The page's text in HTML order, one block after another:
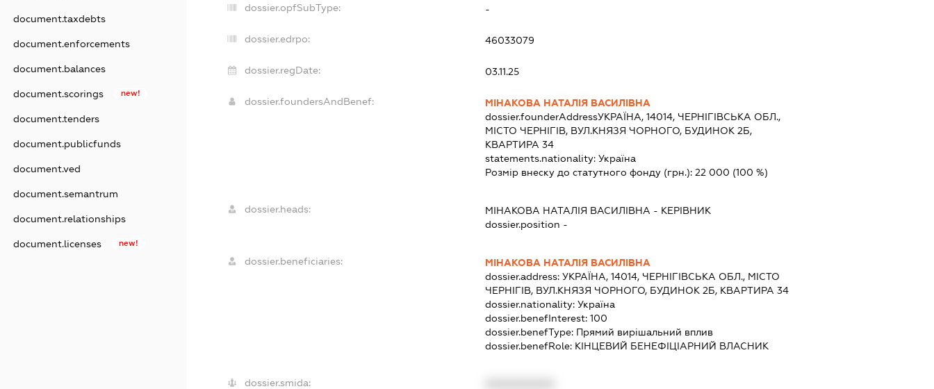
document.taxdebts
document.enforcements
document.balances
document.scorings new!
document.tenders
document.publicfunds
document.ved
document.semantrum
document.relationships
document.licenses new!
dossier.opfSubType: -
dossier.edrpo: 46033079
dossier.regDate: 03.11.25
dossier.foundersAndBenef:
МІНАКОВА НАТАЛІЯ ВАСИЛІВНА
dossier.founderAddressУКРАЇНА, 14014, ЧЕРНІГІВСЬКА ОБЛ.,
МІСТО ЧЕРНІГІВ, ВУЛ.КНЯЗЯ ЧОРНОГО, БУДИНОК 2Б,
КВАРТИРА 34
statements.nationality: Україна
Розмір внеску до статутного фонду (грн.): 22 000 (100 %)
dossier.heads: МІНАКОВА НАТАЛІЯ ВАСИЛІВНА - КЕРІВНИК
dossier.position -
dossier.beneficiaries:
МІНАКОВА НАТАЛІЯ ВАСИЛІВНА
dossier.address: УКРАЇНА, 14014, ЧЕРНІГІВСЬКА ОБЛ., МІСТО
ЧЕРНІГІВ, ВУЛ.КНЯЗЯ ЧОРНОГО, БУДИНОК 2Б, КВАРТИРА 34
dossier.nationality: Україна
dossier.benefInterest: 100
dossier.benefType: Прямий вирішальний вплив
dossier.benefRole: КІНЦЕВИЙ БЕНЕФІЦІАРНИЙ ВЛАСНИК
dossier.smida: